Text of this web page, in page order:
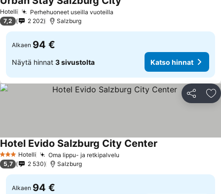
Hotelli Perhehuoneet useilla vuoteilla
7,2 2 202 Salzburg
Alkaen 94 €
Näytä hinnat 3 sivustolta Katso hinnat
Jaa
3 Tähtiluokitus
Hotelli Oma lippu- ja retkipalvelu
Hotel Evido Salzburg City Center
5,7 2 530 Salzburg
Alkaen 94 €